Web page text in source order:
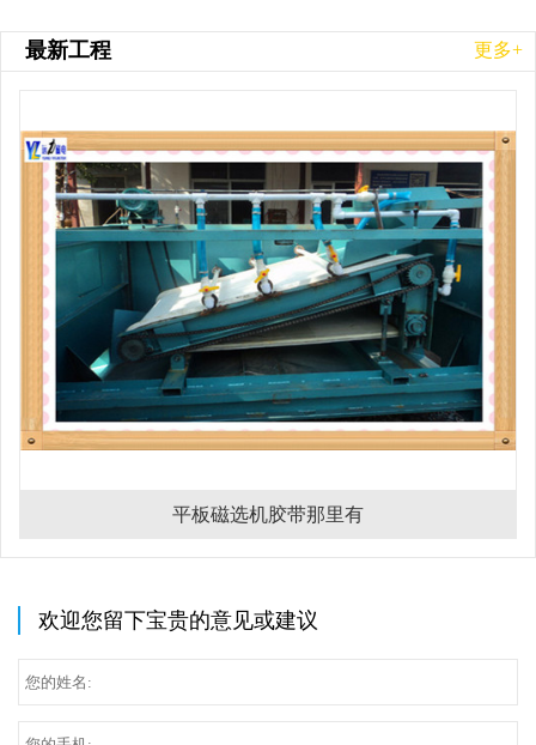
最新工程 更多+
平板磁选机胶带那里有
欢迎您留下宝贵的意见或建议